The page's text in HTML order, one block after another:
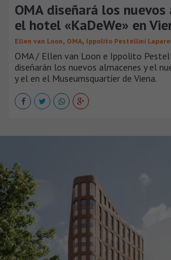
OMA diseñará los nuevos
el hotel «KaDeWe» en
Ellen van Loon, OMA, Ippolito Pestellini
OMA / Ellen van Loon e Ippolito
diseñarán los nuevos almacenes y el
y el en el Museumsquartier de Viena.